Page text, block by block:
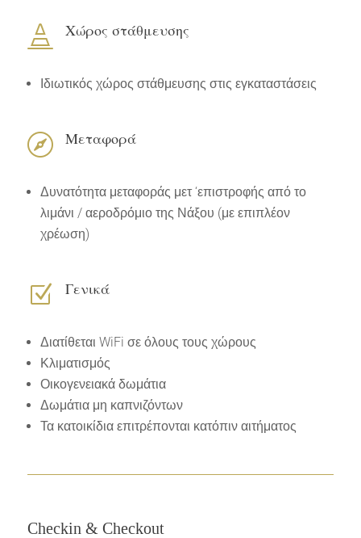
 Χώρος στάθμευσης
Ιδιωτικός χώρος στάθμευσης στις εγκαταστάσεις
 Μεταφορά
Δυνατότητα μεταφοράς μετ ‘επιστροφής από το
λιμάνι / αεροδρόμιο της Νάξου (με επιπλέον
χρέωση)
Z Γενικά
Διατίθεται WiFi σε όλους τους χώρους
Κλιματισμός
Οικογενειακά δωμάτια
Δωμάτια μη καπνιζόντων
Τα κατοικίδια επιτρέπονται κατόπιν αιτήματος
Checkin & Checkout